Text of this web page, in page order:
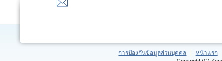
การป้องกันข้อมูลส่วนบุคคล หน้าแรก